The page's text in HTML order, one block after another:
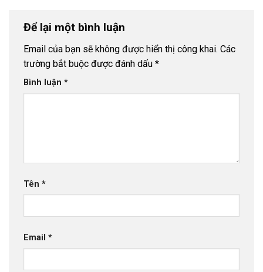
Để lại một bình luận
Email của bạn sẽ không được hiển thị công khai. Các
trường bắt buộc được đánh dấu *
Bình luận *
Tên *
Email *